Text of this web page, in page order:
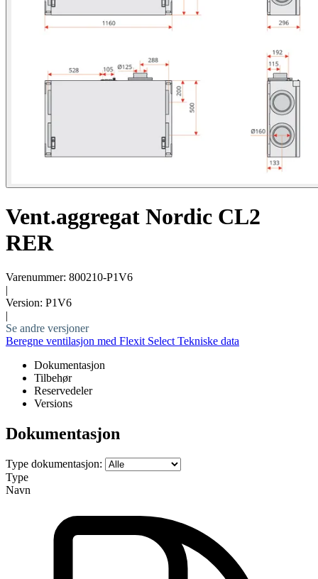
Vent.aggregat Nordic CL2
RER
Varenummer: 800210-P1V6
|
Version: P1V6
|
Se andre versjoner
Beregne ventilasjon med Flexit Select Tekniske data
Dokumentasjon
Tilbehør
Reservedeler
Versions
Dokumentasjon
Type dokumentasjon:
Type
Navn